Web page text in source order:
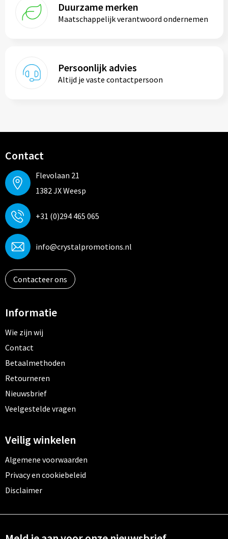
Duurzame merken
Maatschappelijk verantwoord ondernemen
Persoonlijk advies
Altijd je vaste contactpersoon
Contact
Flevolaan 21
1382 JX Weesp
+31 (0)294 465 065
info@crystalpromotions.nl
Contacteer ons
Informatie
Wie zijn wij
Contact
Betaalmethoden
Retourneren
Nieuwsbrief
Veelgestelde vragen
Veilig winkelen
Algemene voorwaarden
Privacy en cookiebeleid
Disclaimer